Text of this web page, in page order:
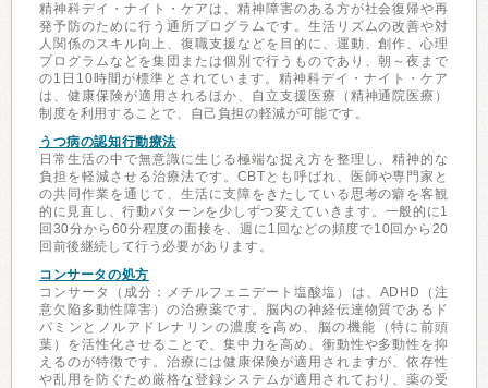
精神科デイ・ナイト・ケアは、精神障害のある方が社会復帰や再
発予防のために行う通所プログラムです。生活リズムの改善や対
人関係のスキル向上、復職支援などを目的に、運動、創作、心理
プログラムなどを集団または個別で行うものであり、朝～夜まで
の1日10時間が標準とされています。精神科デイ・ナイト・ケア
は、健康保険が適用されるほか、自立支援医療（精神通院医療）
制度を利用することで、自己負担の軽減が可能です。
うつ病の認知行動療法
日常生活の中で無意識に生じる極端な捉え方を整理し、精神的な
負担を軽減させる治療法です。CBTとも呼ばれ、医師や専門家と
の共同作業を通じて、生活に支障をきたしている思考の癖を客観
的に見直し、行動パターンを少しずつ変えていきます。一般的に1
回30分から60分程度の面接を、週に1回などの頻度で10回から20
回前後継続して行う必要があります。
コンサータの処方
コンサータ（成分：メチルフェニデート塩酸塩）は、ADHD（注
意欠陥多動性障害）の治療薬です。脳内の神経伝達物質であるド
パミンとノルアドレナリンの濃度を高め、脳の機能（特に前頭
葉）を活性化させることで、集中力を高め、衝動性や多動性を抑
えるのが特徴です。治療には健康保険が適用されますが、依存性
や乱用を防ぐため厳格な登録システムが適用されており、薬の受